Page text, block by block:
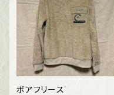
ボアフリース